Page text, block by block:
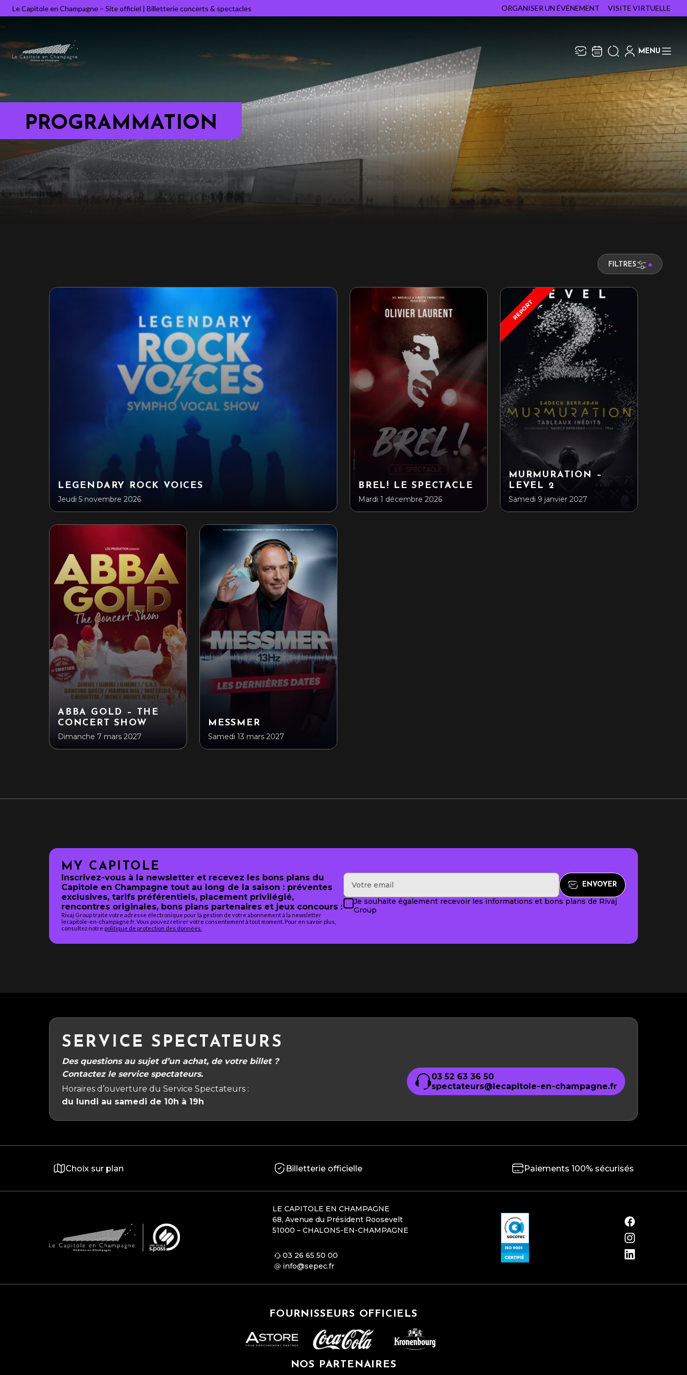
Le Capitole en Champagne – Site officiel | Billetterie concerts & spectacles ORGANISER UN ÉVÉNEMENT VISITE VIRTUELLE
Fermer
Recevez toute l’actualité en
vous abonnant à notre
newsletter :
Rivaj Group traite votre adresse électronique pour
la gestion de votre abonnement à la newsletter de
. Vous pouvez retirer
votre consentement à tout moment. Pour en savoir
plus, consultez notre
politique de protection des
MENU
PROGRAMMATION
FILTRES
LEGENDARY ROCK VOICES
Jeudi 5 novembre 2026
BREL! LE SPECTACLE
Mardi 1 décembre 2026
REPORT
MURMURATION –
LEVEL 2
Samedi 9 janvier 2027
ABBA GOLD – THE
CONCERT SHOW
Dimanche 7 mars 2027
MESSMER
Samedi 13 mars 2027
MY CAPITOLE
Inscrivez-vous à la newsletter et recevez les bons plans du
Capitole en Champagne tout au long de la saison : préventes
exclusives, tarifs préférentiels, placement privilégié,
rencontres originales, bons plans partenaires et jeux concours :
Rivaj Group traite votre adresse électronique pour la gestion de votre abonnement à la newsletter
lecapitole-en-champagne.fr. Vous pouvez retirer votre consentement à tout moment. Pour en savoir plus,
consultez notre politique de protection des données.
Je souhaite également recevoir les informations et bons plans de Rivaj
Group
SERVICE SPECTATEURS
Des questions au sujet d’un achat, de votre billet ?
Contactez le service spectateurs.
Horaires d’ouverture du Service Spectateurs :
du lundi au samedi de 10h à 19h
03 52 63 36 50
spectateurs@lecapitole-en-champagne.fr
Choix sur plan Billetterie officielle Paiements 100% sécurisés
LE CAPITOLE EN CHAMPAGNE
68, Avenue du Président Roosevelt
51000 – CHALONS-EN-CHAMPAGNE
03 26 65 50 00
info@sepec.fr
FOURNISSEURS OFFICIELS
NOS PARTENAIRES